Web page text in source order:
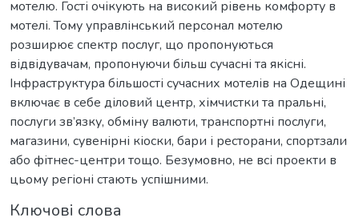
мотелю. Гості очікують на високий рівень комфорту в
мотелі. Тому управлінський персонал мотелю
розширює спектр послуг, що пропонуються
відвідувачам, пропонуючи більш сучасні та якісні.
Інфраструктура більшості сучасних мотелів на Одещині
включає в себе діловий центр, хімчистки та пральні,
послуги зв’язку, обміну валюти, транспортні послуги,
магазини, сувенірні кіоски, бари і ресторани, спортзали
або фітнес-центри тощо. Безумовно, не всі проекти в
цьому регіоні стають успішними.
Ключові слова